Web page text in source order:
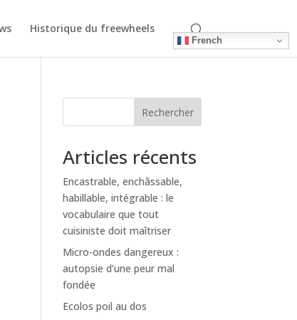
Historique du freewheels
French
Rechercher
Articles récents
Encastrable, enchâssable,
habillable, intégrable : le
vocabulaire que tout
cuisiniste doit maîtriser
Micro-ondes dangereux :
autopsie d’une peur mal
fondée
Ecolos poil au dos